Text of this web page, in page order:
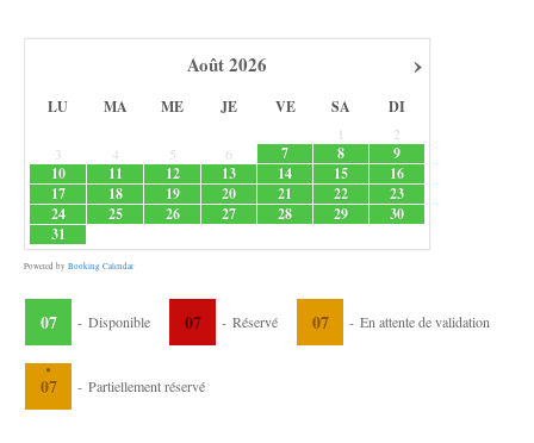
›
Août2026
LU MA ME JE VE SA DI
1
2
3
4 5 6 7 8
9
10
11 12 13 14 15
16
17
18 19 20 21 22
23
24
25 26 27 28 29
30
31
Powered by Booking Calendar
07 - Disponible 07 - Réservé 07 - En attente de validation
·
07 - Partiellement réservé